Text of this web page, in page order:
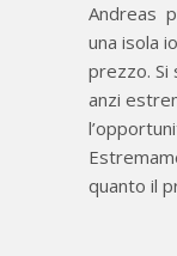
Andreas
una isola
prezzo. Si
anzi
quanto il